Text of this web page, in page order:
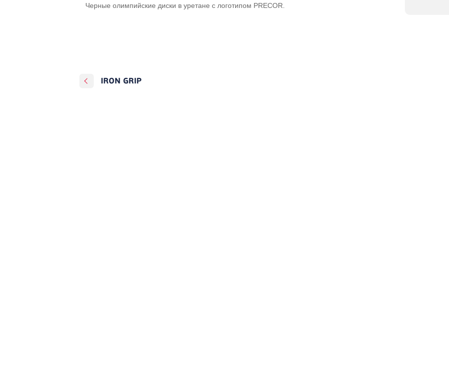
Черные олимпийские диски в уретане с логотипом PRECOR.
IRON GRIP